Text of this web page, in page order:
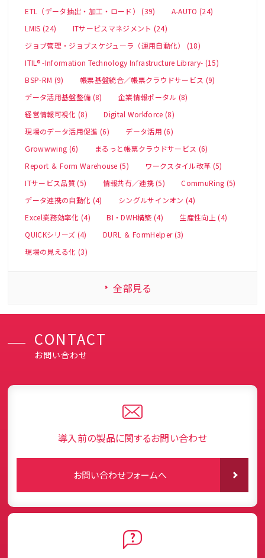
ETL（データ抽出・加工・ロード） (39)
A-AUTO (24)
LMIS (24)
ITサービスマネジメント (24)
ジョブ管理・ジョブスケジューラ（運用自動化） (18)
ITIL® -Information Technology Infrastructure Library- (15)
BSP-RM (9)
帳票基盤統合／帳票クラウドサービス (9)
データ活用基盤整備 (8)
企業情報ポータル (8)
経営情報可視化 (8)
Digital Workforce (8)
現場のデータ活用促進 (6)
データ活用 (6)
Growwwing (6)
まるっと帳票クラウドサービス (6)
Report ＆ Form Warehouse (5)
ワークスタイル改革 (5)
ITサービス品質 (5)
情報共有／連携 (5)
CommuRing (5)
データ連携の自動化 (4)
シングルサインオン (4)
Excel業務効率化 (4)
BI・DWH構築 (4)
生産性向上 (4)
QUICKシリーズ (4)
DURL ＆ FormHelper (3)
現場の見える化 (3)
全部見る
CONTACT
お問い合わせ
導入前の製品に関するお問い合わせ
お問い合わせフォームへ